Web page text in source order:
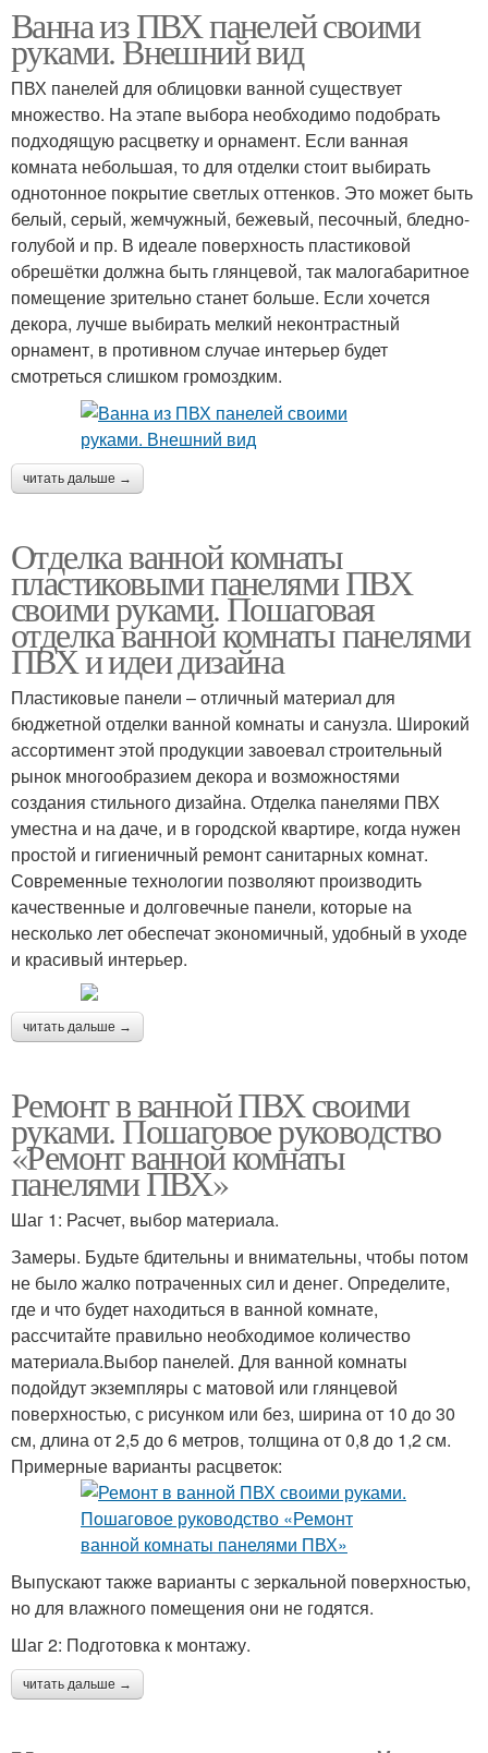
Ванна из ПВХ панелей своими
руками. Внешний вид
ПВХ панелей для облицовки ванной существует
множество. На этапе выбора необходимо подобрать
подходящую расцветку и орнамент. Если ванная
комната небольшая, то для отделки стоит выбирать
однотонное покрытие светлых оттенков. Это может быть
белый, серый, жемчужный, бежевый, песочный, бледно-
голубой и пр. В идеале поверхность пластиковой
обрешётки должна быть глянцевой, так малогабаритное
помещение зрительно станет больше. Если хочется
декора, лучше выбирать мелкий неконтрастный
орнамент, в противном случае интерьер будет
смотреться слишком громоздким.
читать дальше →
Отделка ванной комнаты
пластиковыми панелями ПВХ
своими руками. Пошаговая
отделка ванной комнаты панелями
ПВХ и идеи дизайна
Пластиковые панели – отличный материал для
бюджетной отделки ванной комнаты и санузла. Широкий
ассортимент этой продукции завоевал строительный
рынок многообразием декора и возможностями
создания стильного дизайна. Отделка панелями ПВХ
уместна и на даче, и в городской квартире, когда нужен
простой и гигиеничный ремонт санитарных комнат.
Современные технологии позволяют производить
качественные и долговечные панели, которые на
несколько лет обеспечат экономичный, удобный в уходе
и красивый интерьер.
читать дальше →
Ремонт в ванной ПВХ своими
руками. Пошаговое руководство
«Ремонт ванной комнаты
панелями ПВХ»
Шаг 1: Расчет, выбор материала.
Замеры. Будьте бдительны и внимательны, чтобы потом
не было жалко потраченных сил и денег. Определите,
где и что будет находиться в ванной комнате,
рассчитайте правильно необходимое количество
материала.Выбор панелей. Для ванной комнаты
подойдут экземпляры с матовой или глянцевой
поверхностью, с рисунком или без, ширина от 10 до 30
см, длина от 2,5 до 6 метров, толщина от 0,8 до 1,2 см.
Примерные варианты расцветок:
Выпускают также варианты с зеркальной поверхностью,
но для влажного помещения они не годятся.
Шаг 2: Подготовка к монтажу.
читать дальше →